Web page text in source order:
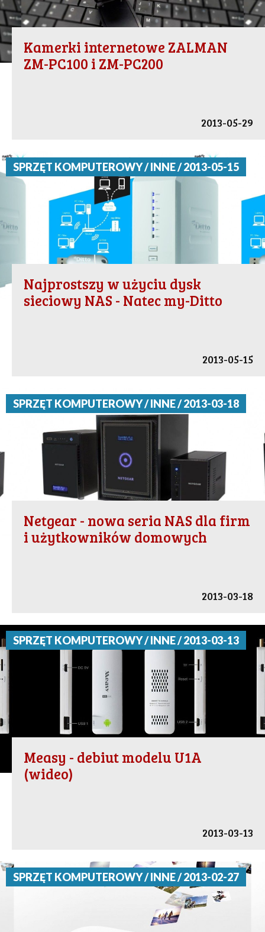
Kamerki internetowe ZALMAN
ZM-PC100 i ZM-PC200
2013-05-29
SPRZĘT KOMPUTEROWY / INNE / 2013-05-15
Najprostszy w użyciu dysk
sieciowy NAS - Natec my-Ditto
2013-05-15
SPRZĘT KOMPUTEROWY / INNE / 2013-03-18
Netgear - nowa seria NAS dla firm
i użytkowników domowych
2013-03-18
SPRZĘT KOMPUTEROWY / INNE / 2013-03-13
Measy - debiut modelu U1A
(wideo)
2013-03-13
SPRZĘT KOMPUTEROWY / INNE / 2013-02-27